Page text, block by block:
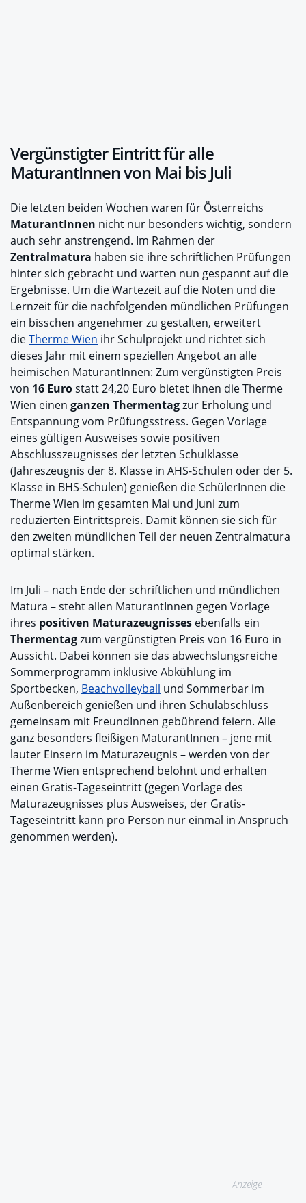
Vergünstigter Eintritt für alle
MaturantInnen von Mai bis Juli
Die letzten beiden Wochen waren für Österreichs
MaturantInnen nicht nur besonders wichtig, sondern
auch sehr anstrengend. Im Rahmen der
Zentralmatura haben sie ihre schriftlichen Prüfungen
hinter sich gebracht und warten nun gespannt auf die
Ergebnisse. Um die Wartezeit auf die Noten und die
Lernzeit für die nachfolgenden mündlichen Prüfungen
ein bisschen angenehmer zu gestalten, erweitert
dieTherme Wien ihr Schulprojekt und richtet sich
dieses Jahr mit einem speziellen Angebot an alle
heimischen MaturantInnen: Zum vergünstigten Preis
von 16 Eurostatt 24,20 Euro bietet ihnen die Therme
Wien einen ganzen Thermentagzur Erholung und
Entspannung vom Prüfungsstress. Gegen Vorlage
eines gültigen Ausweises sowie positiven
Abschlusszeugnisses der letzten Schulklasse
(Jahreszeugnis der 8. Klasse in AHS-Schulen oder der 5.
Klasse in BHS-Schulen) genießen die SchülerInnen die
Therme Wien im gesamten Mai und Juni zum
reduzierten Eintrittspreis. Damit können sie sich für
den zweiten mündlichen Teil der neuen Zentralmatura
optimal stärken.
Im Juli – nach Ende der schriftlichen und mündlichen
Matura – steht allen MaturantInnen gegen Vorlage
ihres positiven Maturazeugnisses ebenfalls ein
Thermentagzum vergünstigten Preis von 16 Euro in
Aussicht. Dabei können sie das abwechslungsreiche
Sommerprogramm inklusive Abkühlung im
Sportbecken, Beachvolleyball und Sommerbar im
Außenbereich genießen und ihren Schulabschluss
gemeinsam mit FreundInnen gebührend feiern. Alle
ganz besonders fleißigen MaturantInnen – jene mit
lauter Einsern im Maturazeugnis – werden von der
Therme Wien entsprechend belohnt und erhalten
einen Gratis-Tageseintritt (gegen Vorlage des
Maturazeugnisses plus Ausweises, der Gratis-
Tageseintritt kann pro Person nur einmal in Anspruch
genommen werden).
Anzeige